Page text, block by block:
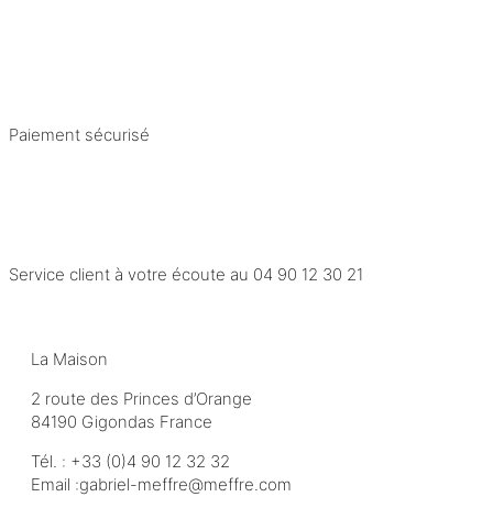
Paiement sécurisé
Service client à votre écoute au 04 90 12 30 21
La Maison
2 route des Princes d’Orange
84190 Gigondas France
Tél. : +33 (0)4 90 12 32 32
Email :moc.erffem@erffem-leirbag